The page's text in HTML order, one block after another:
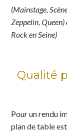
(Mainstage,
Zeppelin,
Rock en Seine)
Qualité
Pour un rendu
plan de table